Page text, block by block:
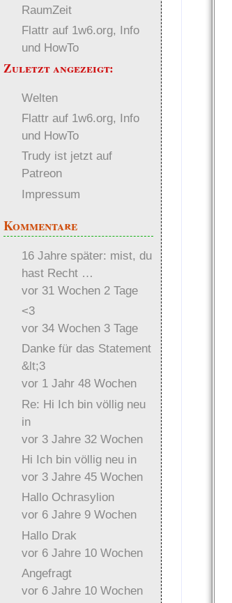
RaumZeit
Flattr auf 1w6.org, Info
und HowTo
Zuletzt angezeigt:
Welten
Flattr auf 1w6.org, Info
und HowTo
Trudy ist jetzt auf
Patreon
Impressum
Kommentare
16 Jahre später: mist, du
hast Recht …
vor 31 Wochen 2 Tage
<3
vor 34 Wochen 3 Tage
Danke für das Statement
&lt;3
vor 1 Jahr 48 Wochen
Re: Hi Ich bin völlig neu
in
vor 3 Jahre 32 Wochen
Hi Ich bin völlig neu in
vor 3 Jahre 45 Wochen
Hallo Ochrasylion
vor 6 Jahre 9 Wochen
Hallo Drak
vor 6 Jahre 10 Wochen
Angefragt
vor 6 Jahre 10 Wochen